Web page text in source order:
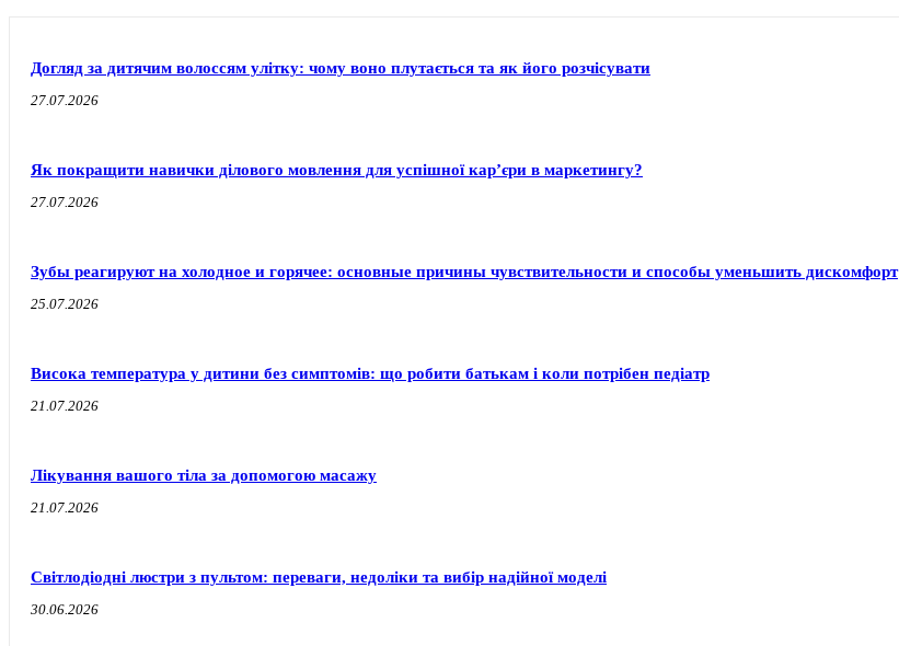
Догляд за дитячим волоссям улітку: чому воно плутається та як його розчісувати
27.07.2026
Як покращити навички ділового мовлення для успішної кар’єри в маркетингу?
27.07.2026
Зубы реагируют на холодное и горячее: основные причины чувствительности и способы уменьшить дискомфорт
25.07.2026
Висока температура у дитини без симптомів: що робити батькам і коли потрібен педіатр
21.07.2026
Лікування вашого тіла за допомогою масажу
21.07.2026
Світлодіодні люстри з пультом: переваги, недоліки та вибір надійної моделі
30.06.2026